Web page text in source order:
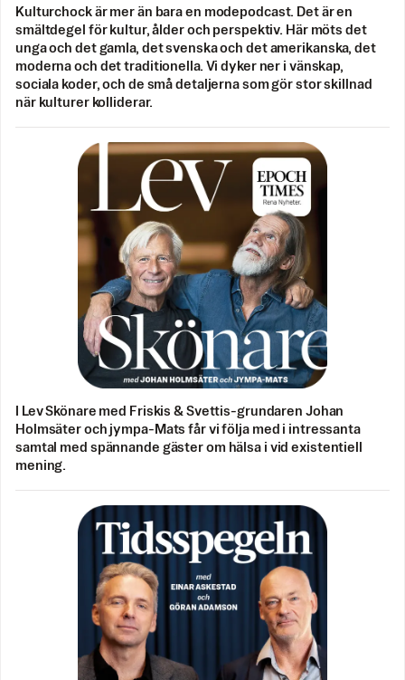
Kulturchock är mer än bara en modepodcast. Det är en
smältdegel för kultur, ålder och perspektiv. Här möts det
unga och det gamla, det svenska och det amerikanska, det
moderna och det traditionella. Vi dyker ner i vänskap,
sociala koder, och de små detaljerna som gör stor skillnad
när kulturer kolliderar.
I Lev Skönare med Friskis & Svettis-grundaren Johan
Holmsäter och jympa-Mats får vi följa med i intressanta
samtal med spännande gäster om hälsa i vid existentiell
mening.